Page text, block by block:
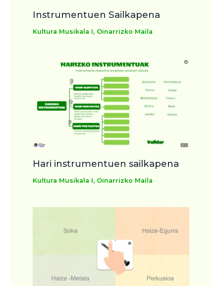
Instrumentuen Sailkapena
Kultura Musikala I, Oinarrizko Maila
Hari instrumentuen sailkapena
Kultura Musikala I, Oinarrizko Maila